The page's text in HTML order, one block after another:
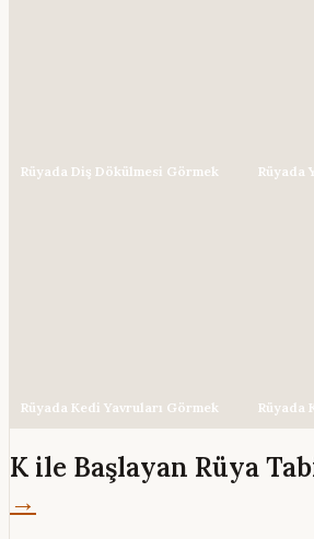
Rüyada Diş Dökülmesi Görmek Rüyada
Rüyada Kedi Yavruları Görmek Rüyada
K ile Başlayan Rüya
→